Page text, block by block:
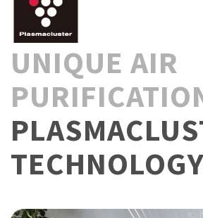
UNIQUE AIR
TECHNOLOGY